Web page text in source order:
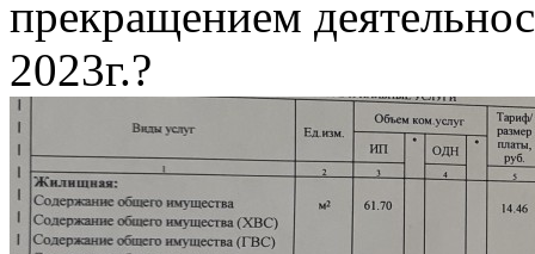
прекращением
2023г.?